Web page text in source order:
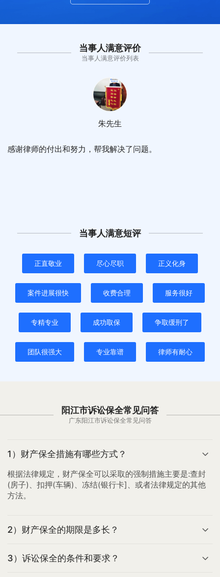
当事人满意评价
当事人满意评价列表
感谢律师的付出和努力，帮我解决了问题。
朱先生
当事人满意短评
正直敬业 尽心尽职 正义化身
案件进展很快 收费合理 服务很好
专精专业 成功取保 争取缓刑了
团队很强大 专业靠谱 律师有耐心
阳江市诉讼保全常见问答
广东阳江市诉讼保全常见问答
1）财产保全措施有哪些方式？
根据法律规定，财产保全可以采取的强制措施主要是:查封
(房子)、扣押(车辆)、冻结(银行卡]、或者法律规定的其他
方法。
2）财产保全的期限是多长？
3）诉讼保全的条件和要求？